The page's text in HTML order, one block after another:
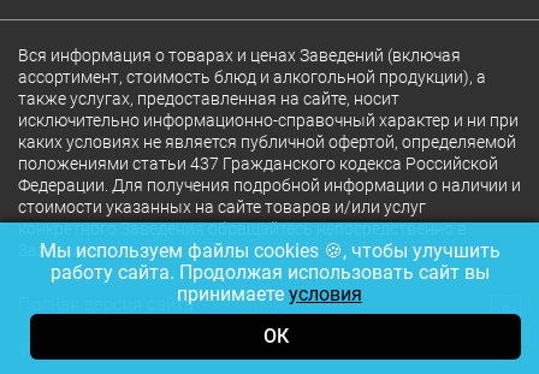
Вся информация о товарах и ценах Заведений (включая
ассортимент, стоимость блюд и алкогольной продукции), а
также услугах, предоставленная на сайте, носит
исключительно информационно-справочный характер и ни при
каких условиях не является публичной офертой, определяемой
положениями статьи 437 Гражданского кодекса Российской
Федерации. Для получения подробной информации о наличии и
стоимости указанных на сайте товаров и/или услуг
конкретного Заведения обращайтесь непосредственно в
Заведение.
Полная версия сайта 18+
Мы используем файлы cookies 🍪, чтобы улучшить
работу сайта. Продолжая использовать сайт вы
принимаете условия
ОК